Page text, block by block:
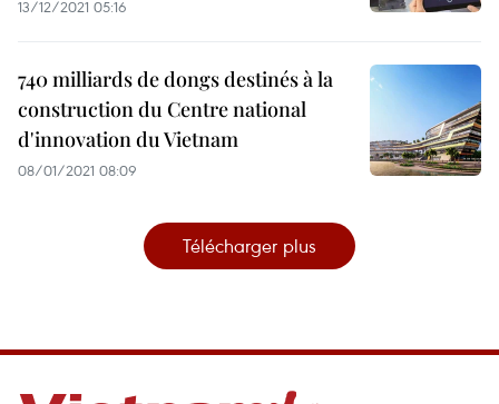
13/12/2021 05:16
740 milliards de dongs destinés à la
construction du Centre national
d'innovation du Vietnam
08/01/2021 08:09
Télécharger plus